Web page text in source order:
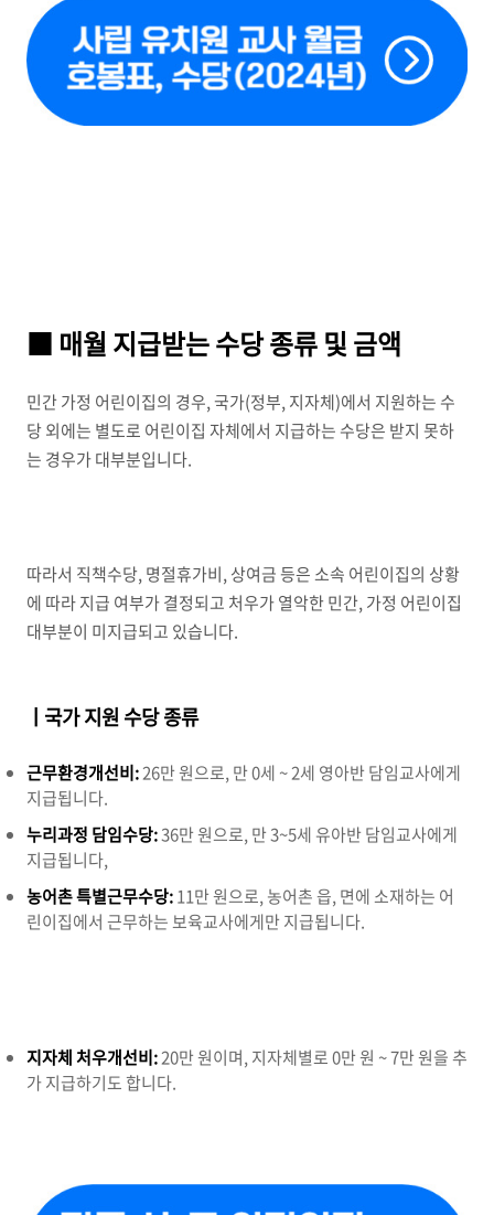
■ 매월 지급받는 수당 종류 및 금액
민간 가정 어린이집의 경우,국가(정부, 지자체)에서 지원하는 수
당 외에는 별도로 어린이집 자체에서 지급하는 수당은 받지 못하
는 경우가 대부분입니다.
따라서 직책수당, 명절휴가비, 상여금 등은 소속 어린이집의 상황
에 따라 지급 여부가 결정되고 처우가 열악한 민간, 가정 어린이집
대부분이 미지급되고 있습니다.
ㅣ국가 지원 수당 종류
근무환경개선비:26만 원으로, 만 0세 ~ 2세 영아반 담임교사에게
지급됩니다.
누리과정 담임수당:36만 원으로, 만 3~5세 유아반 담임교사에게
지급됩니다,
농어촌 특별근무수당:11만 원으로, 농어촌 읍, 면에 소재하는 어
린이집에서 근무하는 보육교사에게만 지급됩니다.
지자체 처우개선비:20만 원이며, 지자체별로 0만 원 ~ 7만 원을 추
가 지급하기도 합니다.